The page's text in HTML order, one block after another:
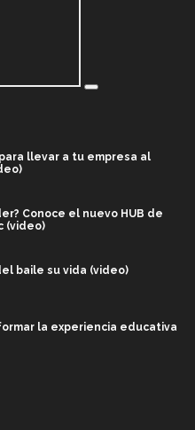
llevar a tu empresa al
Conoce el nuevo HUB de
(video)
baile su vida (video)
la experiencia educativa